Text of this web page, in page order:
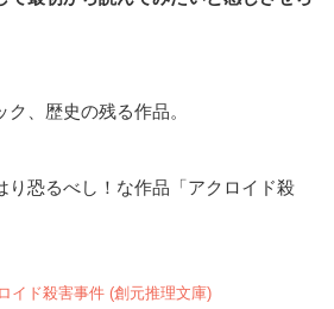
、歴史の残る作品。
り恐るべし！な作品「アクロイド殺
イド殺害事件 (創元推理文庫)